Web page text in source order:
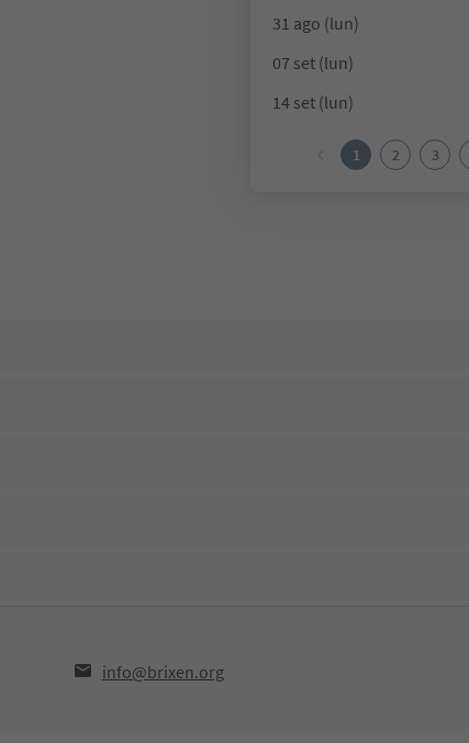
31 ago (lun)
07 set (lun)
14 set (lun)
1 2 3
info@brixen.org